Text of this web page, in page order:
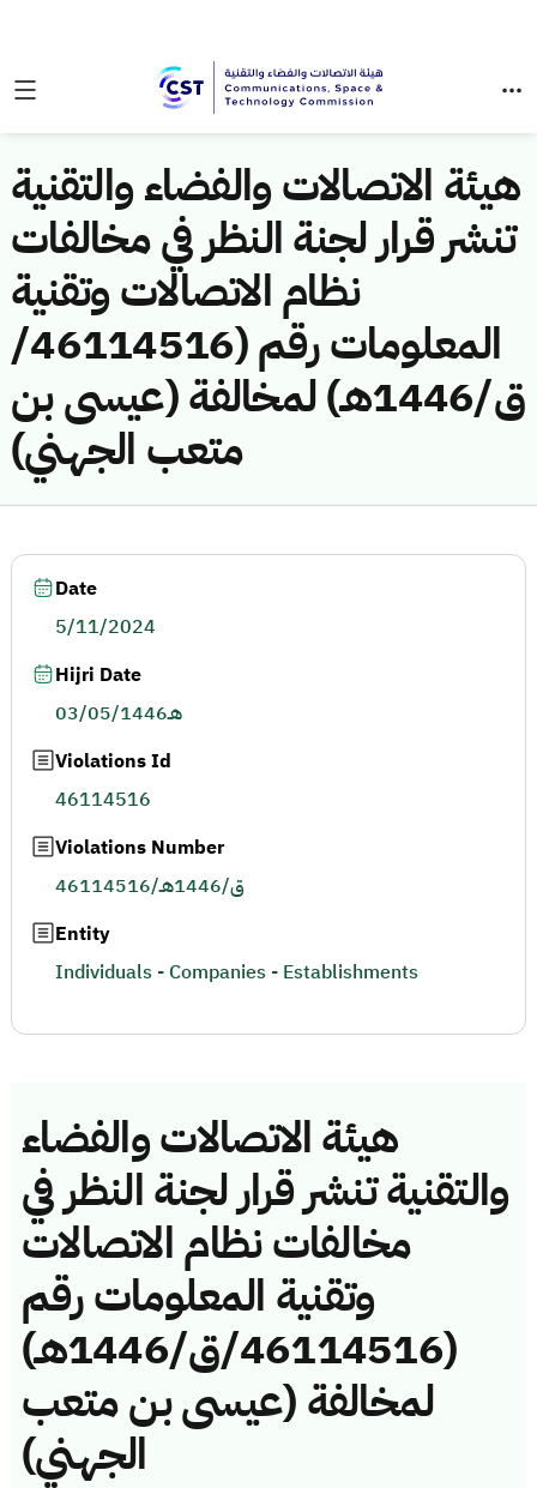
هيئة الاتصالات والفضاء والتقنية
تنشر قرار لجنة النظر في مخالفات
نظام الاتصالات وتقنية
المعلومات رقم (46114516/
ق/1446هـ) لمخالفة (عيسى بن
متعب الجهني)
هيئة الاتصالات والفضاء
والتقنية تنشر قرار لجنة النظر في
مخالفات نظام الاتصالات
وتقنية المعلومات رقم
(46114516/ق/1446هـ)
لمخالفة (عيسى بن متعب
الجهني)
Date
5/11/2024
Hijri Date
03/05/1446هـ
Violations Id
46114516
Violations Number
46114516/ق/1446هـ
Entity
Individuals - Companies - Establishments